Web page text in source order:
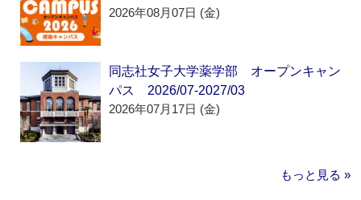
2026年08月07日 (金)
同志社女子大学薬学部 オープンキャン
パス 2026/07-2027/03
2026年07月17日 (金)
もっと見る »